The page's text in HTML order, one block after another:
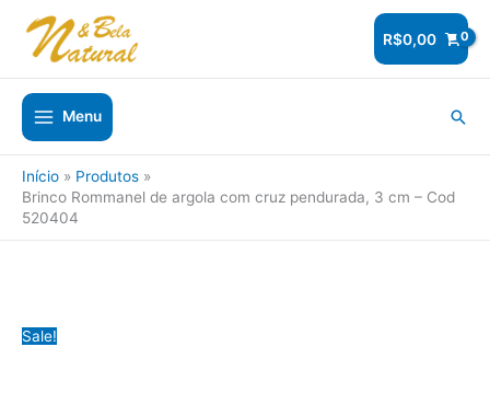
para
conteúdo
R$0,00
Menu
Início
Produtos
Brinco Rommanel de argola com cruz pendurada, 3 cm – Cod
520404
Sale!